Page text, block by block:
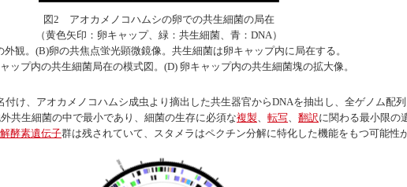
図2 アオカメノコハムシの卵での共生細菌の局在
（黄色矢印：卵キャップ、緑：共生細菌、青：DNA）
外観。(B)卵の共焦点蛍光顕微鏡像。共生細菌は卵キャップ内に局在する。
ップ内の共生細菌局在の模式図。(D) 卵キャップ内の共生細菌塊の拡大像。
付け、アオカメノコハムシ成虫より摘出した共生器官からDNAを抽出し、全ゲノム配
共生細菌の中で最小であり、細菌の生存に必須な複製 転写 翻訳に関わる最小限の
酵素遺伝子群は残されていて、スタメラはペクチン分解に特化した機能をもつ可能性